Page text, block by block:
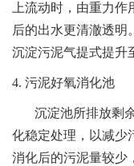
上流动时，由重力
后的出水更清澈透明
沉淀污泥气提式提升
4. 污泥好氧消化池
沉淀池所排放剩余
化稳定处理，以减少
消化后的污泥量较少